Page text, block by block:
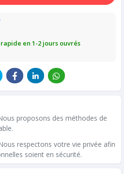
en 1-2 jours ouvrés
proposons des méthodes de
respectons votre vie privée afin
soient en sécurité.